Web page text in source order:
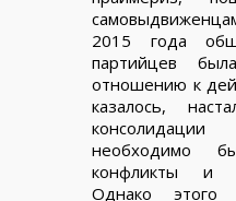
2015 года
партийцев
отношению к
казалось,
необходимо
конфликты и
Однако этого